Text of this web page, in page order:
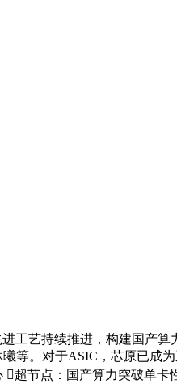
工艺持续推进，构建国产
等。对于ASIC，芯原已成
超节点：国产算力突破单